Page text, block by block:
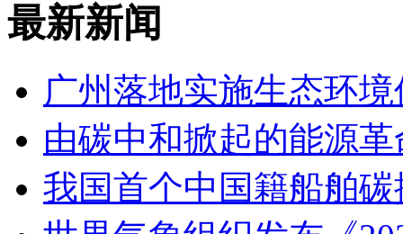
最新新闻
广州落地实施生态环
由碳中和掀起的能源
我国首个中国籍船舶